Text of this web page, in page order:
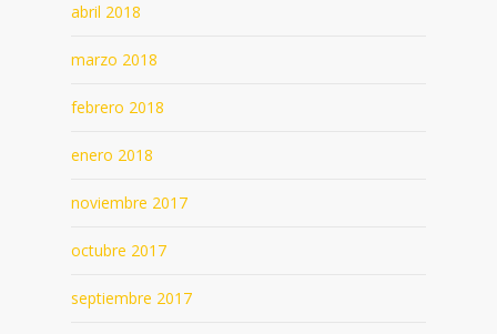
abril 2018
marzo 2018
febrero 2018
enero 2018
noviembre 2017
octubre 2017
septiembre 2017